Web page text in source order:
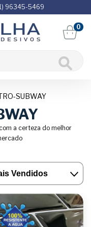
96345-5469
0
SUBWAY
a certeza do melhor